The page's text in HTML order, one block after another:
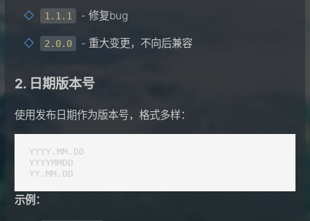
1.1.1 - 修复bug
2.0.0 - 重大变更，不向后兼容
2. 日期版本号
使用发布日期作为版本号，格式多样：
YYYY.MM.DD
YYYYMMDD
YY.MM.DD
示例：